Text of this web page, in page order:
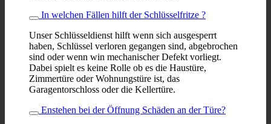
In welchen Fällen hilft der Schlüsselfritze ?
Unser Schlüsseldienst hilft wenn sich ausgesperrt
haben, Schlüssel verloren gegangen sind, abgebrochen
sind oder wenn win mechanischer Defekt vorliegt.
Dabei spielt es keine Rolle ob es die Haustüre,
Zimmertüre oder Wohnungstüre ist, das
Garagentorschloss oder die Kellertüre.
Enstehen bei der Öffnung Schäden an der Türe?